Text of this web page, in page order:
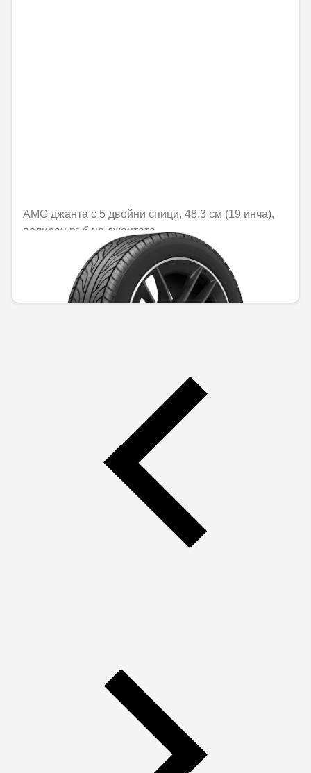
AMG джанта с 5 двойни спици, 48,3 см (19 инча),
полиран ръб на джантата
Не е налично онлайн
1603,37 € / 3135,92 лв.